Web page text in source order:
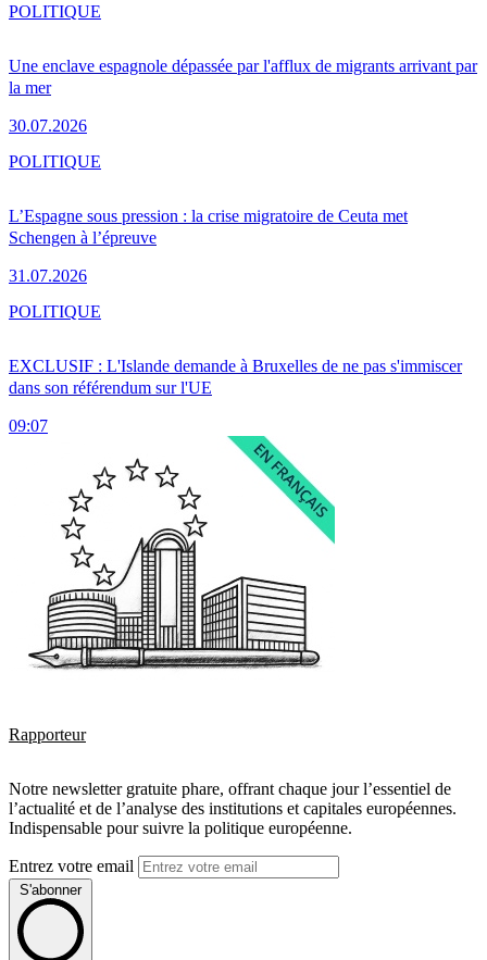
Une enclave espagnole dépassée par l'afflux de migrants arrivant par
la mer
30.07.2026
POLITIQUE
L’Espagne sous pression : la crise migratoire de Ceuta met
Schengen à l’épreuve
31.07.2026
POLITIQUE
EXCLUSIF : L'Islande demande à Bruxelles de ne pas s'immiscer
dans son référendum sur l'UE
09:07
POLITIQUE
Rapporteur
Notre newsletter gratuite phare, offrant chaque jour l’essentiel de
l’actualité et de l’analyse des institutions et capitales européennes.
Indispensable pour suivre la politique européenne.
Entrez votre email
S'abonner